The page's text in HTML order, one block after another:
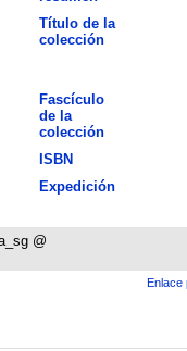
Título de la
colección
Fascículo
de la
colección
ISBN
Expedición
@
Enlace